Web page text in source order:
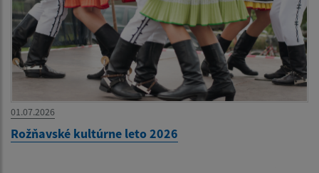
01.07.2026
Rožňavské kultúrne leto 2026